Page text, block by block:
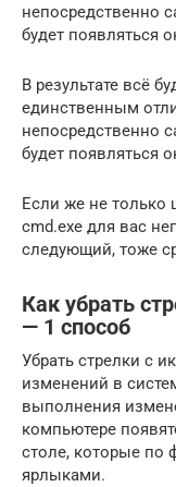
непосредственно
будет появляться
В результате всё
единственным
непосредственно
будет появляться
Если же не только
cmd.exe для вас
следующий, тоже
Как убрать
— 1 способ
Убрать стрелки с
изменений в
выполнения
компьютере
столе, которые по
ярлыками.